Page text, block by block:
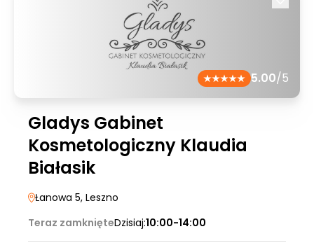
5.00/5
Gladys Gabinet
Kosmetologiczny Klaudia
Białasik
Łanowa 5, Leszno
Teraz zamknięteDzisiaj:10:00-14:00